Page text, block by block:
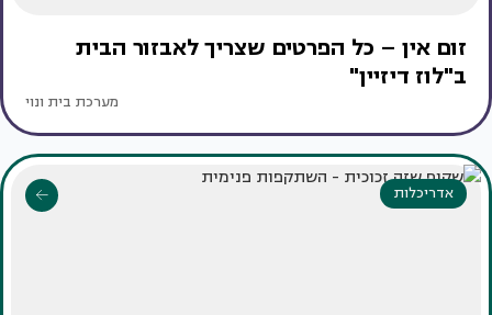
זום אין – כל הפרטים שצריך לאבזור הבית
ב"לוז דיזיין"
מערכת בית ונוי
אדריכלות